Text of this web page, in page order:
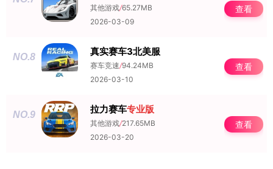
其他游戏/65.27MB
2026-03-09
查看
NO.8 真实赛车3北美服
赛车竞速/94.24MB
2026-03-10
查看
NO.9 拉力赛车专业版
其他游戏/217.65MB
2026-03-20
查看